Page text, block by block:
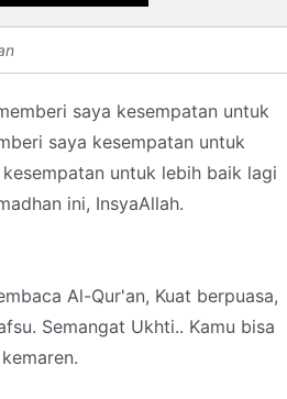
saya kesempatan untuk
saya kesempatan untuk
untuk lebih baik lagi
ini, InsyaAllah.
Al-Qur'an, Kuat berpuasa,
Semangat Ukhti.. Kamu bisa